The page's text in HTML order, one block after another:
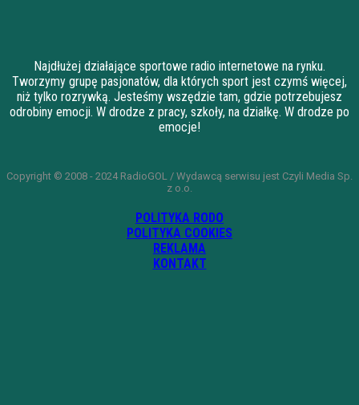
Najdłużej działające sportowe radio internetowe na rynku.
Tworzymy grupę pasjonatów, dla których sport jest czymś więcej,
niż tylko rozrywką. Jesteśmy wszędzie tam, gdzie potrzebujesz
odrobiny emocji. W drodze z pracy, szkoły, na działkę. W drodze po
emocje!
Copyright © 2008 - 2024 RadioGOL / Wydawcą serwisu jest Czyli Media Sp.
z o.o.
POLITYKA RODO
POLITYKA COOKIES
REKLAMA
KONTAKT